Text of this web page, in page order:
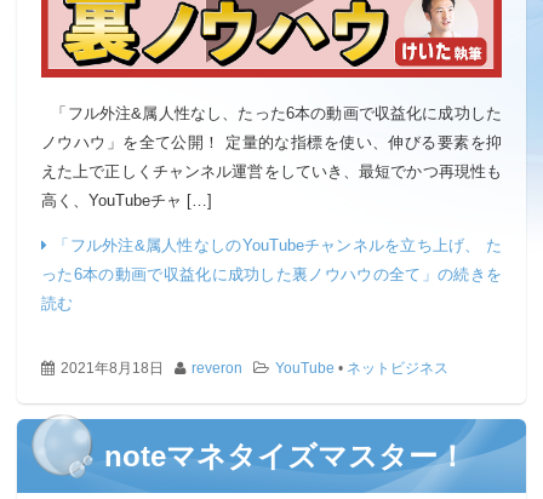
「フル外注&属人性なし、たった6本の動画で収益化に成功した
ノウハウ」を全て公開！ 定量的な指標を使い、伸びる要素を抑
えた上で正しくチャンネル運営をしていき、最短でかつ再現性も
高く、YouTubeチャ […]
「フル外注&属人性なしのYouTubeチャンネルを立ち上げ、 た
った6本の動画で収益化に成功した裏ノウハウの全て」の続きを
読む
2021年8月18日 reveron YouTube • ネットビジネス
noteマネタイズマスター！